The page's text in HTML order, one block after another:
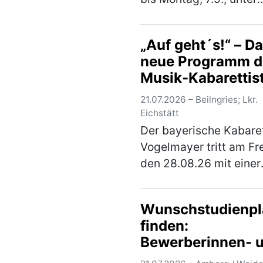
von zuhause aus und
samstags Unterricht in
nahe gelegenen
(mehr)
„Auf geht´s!“ –
neue Programm
Musik-
Vogelmayer
21.07.2026 – Beilngries; Lkr.
Eichstätt
Der bayerische
Vogelmayer tritt am
den 28.08.26 mit einer
geht´s!“ im
Schattenhofer in
auf. Einlass ist um 18
finden:
Bewerberinnen-
Bewerbertag der